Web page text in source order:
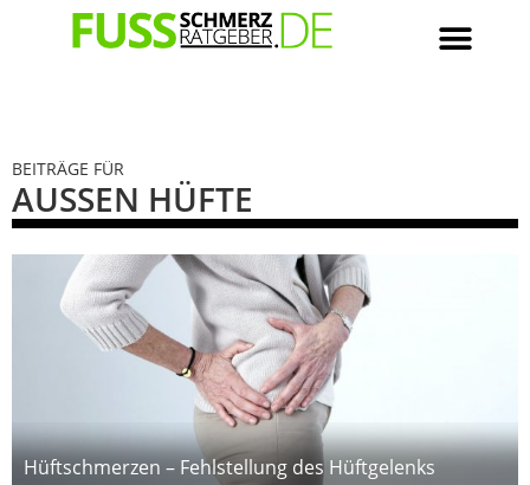
BEITRÄGE FÜR
AUSSEN HÜFTE
Hüftschmerzen – Fehlstellung des Hüftgelenks